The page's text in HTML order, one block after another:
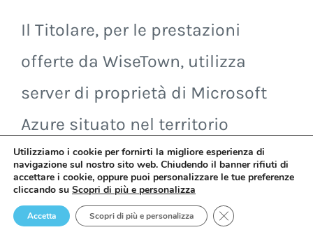
Il Titolare, per le prestazioni
offerte da WiseTown, utilizza
server di proprietà di Microsoft
Azure situato nel territorio
dell’Unione Europea. I dati non
vengono generalmente trasferiti a
Soggetti terzi, tranne che in casi
Utilizziamo i cookie per fornirti la migliore esperienza di
navigazione sul nostro sito web. Chiudendo il banner rifiuti di
accettare i cookie, oppure puoi personalizzare le tue preferenze
cliccando su Scopri di più e personalizza
Accetta Scopri di più e personalizza Close GDPR Cookie